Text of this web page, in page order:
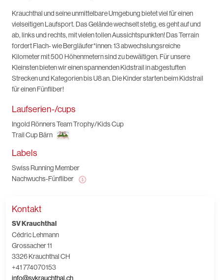
Krauchthal und seine unmittelbare Umgebung bietet viel für einen
vielseitigen Laufsport. Das Gelände wechselt stetig, es geht auf und
ab, links und rechts, mit vielen tollen Aussichtspunkten! Das Terrain
fordert Flach- wie Bergläufer*innen: 13 abwechslungsreiche
Kilometer mit 500 Höhenmetern sind zu bewältigen. Für unsere
Kleinsten bieten wir einen spannenden Kidstrail in abgestuften
Strecken und Kategorien bis U8 an. Die Kinder starten beim Kidstrail
für einen Fünfliber!
Laufserien-/cups
Ingold Rönners Team Trophy/Kids Cup
Trail Cup Bärn
Labels
Swiss Running Member
Nachwuchs-Fünfliber
Kontakt
SV Krauchthal
Cédric Lehmann
Grossacher 11
3326 Krauchthal CH
+41 774070153
info@svkrauchthal.ch